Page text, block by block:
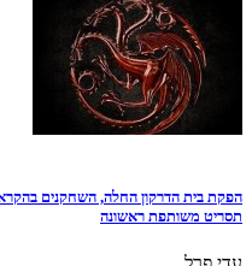
הפקת בית הדרקון החלה, השחקנים
תסריט משותפת ראשונה